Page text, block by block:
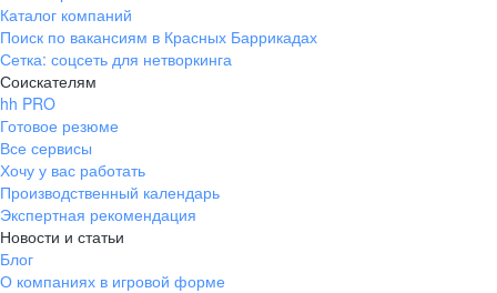
Каталог компаний
Поиск по вакансиям в Красных Баррикадах
Сетка: соцсеть для нетворкинга
Соискателям
hh PRO
Готовое резюме
Все сервисы
Хочу у вас работать
Производственный календарь
Экспертная рекомендация
Новости и статьи
Блог
О компаниях в игровой форме